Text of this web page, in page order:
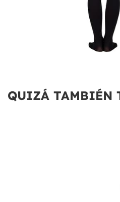
QUIZÁ TAMBIÉN